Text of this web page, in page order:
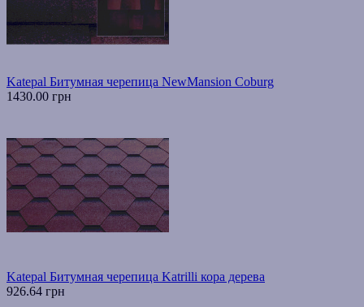
Katepal Битумная черепица NewMansion Coburg
1430.00 грн
Katepal Битумная черепица Katrilli кора дерева
926.64 грн